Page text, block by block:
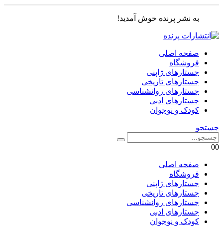
به نشر پرنده خوش آمدید!
صفحه اصلی
فروشگاه
جستارهای ژاپنی
جستارهای تاریخی
جستارهای روانشناسی
جستارهای ادبی
کودک و نوجوان
جستجو
00
صفحه اصلی
فروشگاه
جستارهای ژاپنی
جستارهای تاریخی
جستارهای روانشناسی
جستارهای ادبی
کودک و نوجوان